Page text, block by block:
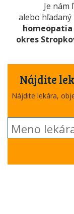
Je nám
alebo hľadaný
homeopatia
okres
Nájdite
Nájdite lekára,